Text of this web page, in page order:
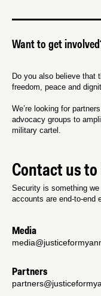
Want to get
Do you also believe that
freedom, peace and
We’re looking for
advocacy groups to
military cartel.
Contact us
Security is something
accounts are end-to-end
Media
Partners